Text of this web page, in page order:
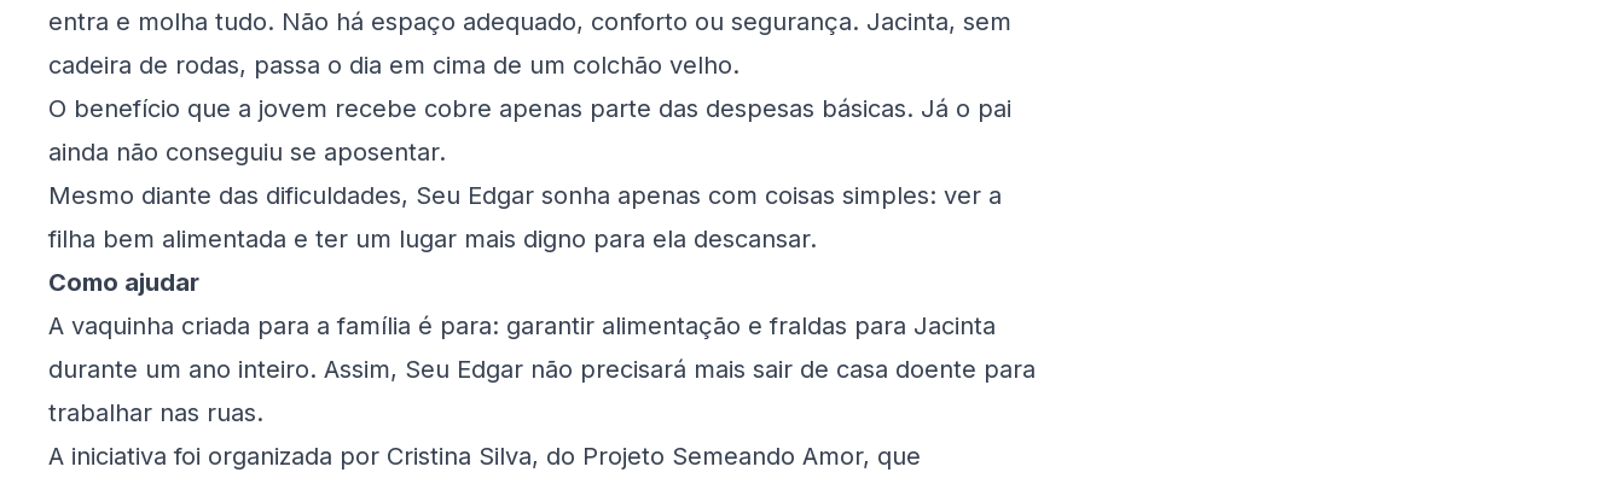
entra e molha tudo. Não há espaço adequado, conforto ou segurança. Jacinta, sem
cadeira de rodas, passa o dia em cima de um colchão velho.
O benefício que a jovem recebe cobre apenas parte das despesas básicas. Já o pai
ainda não conseguiu se aposentar.
Mesmo diante das dificuldades, Seu Edgar sonha apenas com coisas simples: ver a
filha bem alimentada e ter um lugar mais digno para ela descansar.
Como ajudar
A vaquinha criada para a família é para: garantir alimentação e fraldas para Jacinta
durante um ano inteiro. Assim, Seu Edgar não precisará mais sair de casa doente para
trabalhar nas ruas.
A iniciativa foi organizada por Cristina Silva, do Projeto Semeando Amor, que